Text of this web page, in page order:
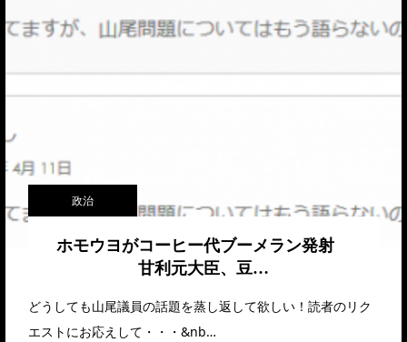
政治
ホモウヨがコーヒー代ブーメラン発射
甘利元大臣、豆…
どうしても山尾議員の話題を蒸し返して欲しい！読者のリク
エストにお応えして・・・&nb…